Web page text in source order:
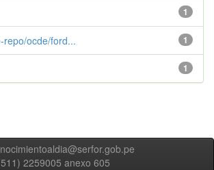
1
1
repo/ocde/ford...
1
2259005 anexo 605